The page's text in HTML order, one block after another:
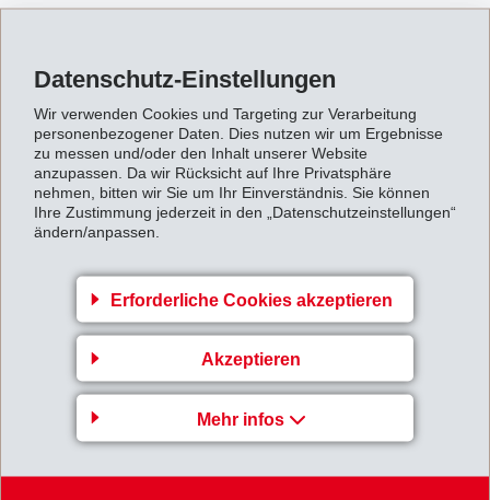
Datenschutz-Einstellungen
Wir verwenden Cookies und Targeting zur Verarbeitung
personenbezogener Daten. Dies nutzen wir um Ergebnisse
zu messen und/oder den Inhalt unserer Website
anzupassen. Da wir Rücksicht auf Ihre Privatsphäre
nehmen, bitten wir Sie um Ihr Einverständnis. Sie können
Ihre Zustimmung jederzeit in den „Datenschutzeinstellungen“
ändern/anpassen.
Erforderliche Cookies akzeptieren
Akzeptieren
Mehr infos
CHEMIE schuf GM 2010 die neue Preiskategorie
"Resins and Raw Materials". Bei der Preisverleihung
lobte GM nicht nur die exzellente langjährige
Geschäftsbeziehung mit EMS, sondern hob vor allem
die hervorragenden Leistungen im Rahmen innovativer
Technologien sowie die rasche Reaktionszeit von EMS
als Entwicklungspartner hervor.
Innerhalb GM geniesst die Auszeichnung eine hohe
Reputation, weshalb dem Preis eine grosse Bedeutung
als Basis für weitere Automobilentwicklungen
_Year_Award.pdf